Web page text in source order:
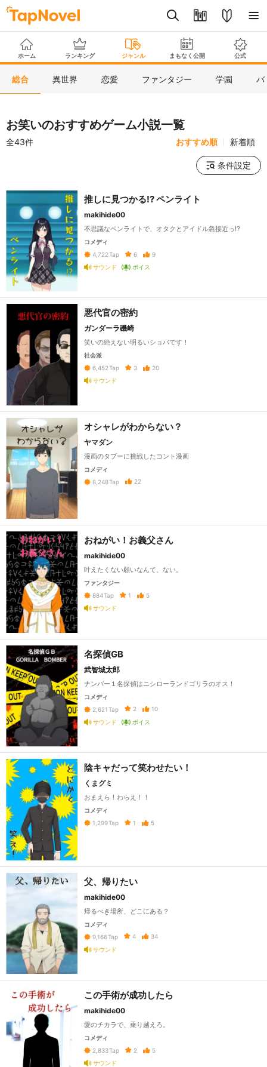
ホーム ランキング ジャンル まもなく公開 公式
総合 異世界 恋愛 ファンタジー 学園 バ
お笑いのおすすめゲーム小説一覧
全43件 おすすめ順 新着順
条件設定
推しに見つかる!? ペンライト
makihide00
不思議なペンライトで、オタクとアイドル急接近っ⁉
コメディ
4,722 Tap 6
9
サウンド
ボイス
悪代官の密約
ガンダーラ磯崎
笑いの絶えない明るいショバです！
社会派
6,452Tap 3
20
サウンド
オシャレがわからない？
ヤマダン
漫画のタブーに挑戦したコント漫画
コメディ
8,248Tap 22
おねがい！お義父さん
makihide00
叶えたくない願いなんて、ない。
ファンタジー
884Tap 1
5
サウンド
名探偵GB
武智城太郎
ナンバー１名探偵はニシローランドゴリラのオス！
コメディ
2,621 Tap 2
10
サウンド
ボイス
陰キャだって笑わせたい！
くまグミ
おまえら！わらえ！！
コメディ
1,299Tap 1 5
父、帰りたい
makihide00
帰るべき場所、どこにある？
コメディ
9,166Tap 4
34
サウンド
この手術が成功したら
makihide00
愛のチカラで、乗り越えろ。
コメディ
2,833Tap 2
5
サウンド